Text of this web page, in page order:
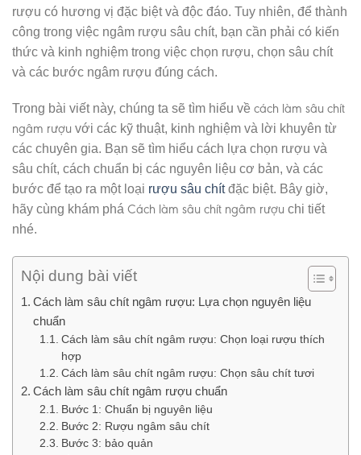
rượu có hương vị đặc biệt và độc đáo. Tuy nhiên, để thành
công trong việc ngâm rượu sâu chít, bạn cần phải có kiến
thức và kinh nghiệm trong việc chọn rượu, chọn sâu chít
và các bước ngâm rượu đúng cách.
Trong bài viết này, chúng ta sẽ tìm hiểu về cách làm sâu chít
ngâm rượu với các kỹ thuật, kinh nghiệm và lời khuyên từ
các chuyên gia. Bạn sẽ tìm hiểu cách lựa chọn rượu và
sâu chít, cách chuẩn bị các nguyên liệu cơ bản, và các
bước để tạo ra một loại rượu sâu chítđặc biệt. Bây giờ,
hãy cùng khám phá Cách làm sâu chít ngâm rượu chi tiết
nhé.
Nội dung bài viết
Cách làm sâu chít ngâm rượu: Lựa chọn nguyên liệu
chuẩn
Cách làm sâu chít ngâm rượu: Chọn loại rượu thích
hợp
Cách làm sâu chít ngâm rượu: Chọn sâu chít tươi
Cách làm sâu chít ngâm rượu chuẩn
Bước 1: Chuẩn bị nguyên liệu
Bước 2: Rượu ngâm sâu chít
Bước 3: bảo quản